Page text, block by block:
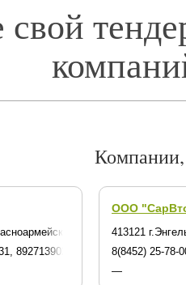
свой
ул. Заводская,4
89271390251,89272202980
ООО
413121
8(8452) 25-78-
—